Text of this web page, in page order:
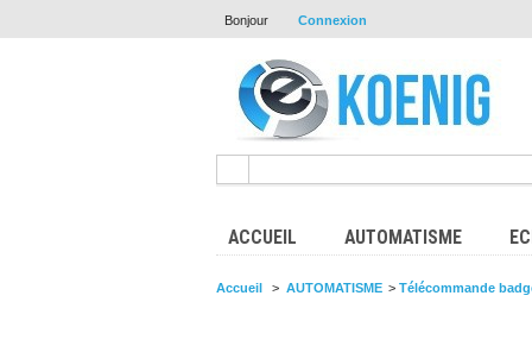
Bonjour Connexion
ACCUEIL AUTOMATISME
Accueil > AUTOMATISME > Télécommande